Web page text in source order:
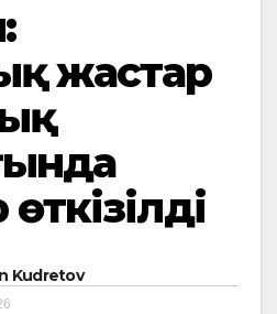
жастар
Kudretov